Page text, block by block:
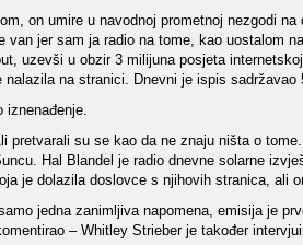
on umire u navodnoj prometnoj nezgodi
van jer sam ja radio na tome, kao uostalom
uzevši u obzir 3 milijuna posjeta
nalazila na stranici. Dnevni je ispis
iznenađenje.
pretvarali su se kao da ne znaju ništa o
Hal Blandel je radio dnevne solarne
je dolazila doslovce s njihovih stranica, ali
jedna zanimljiva napomena, emisija je
– Whitley Strieber je također